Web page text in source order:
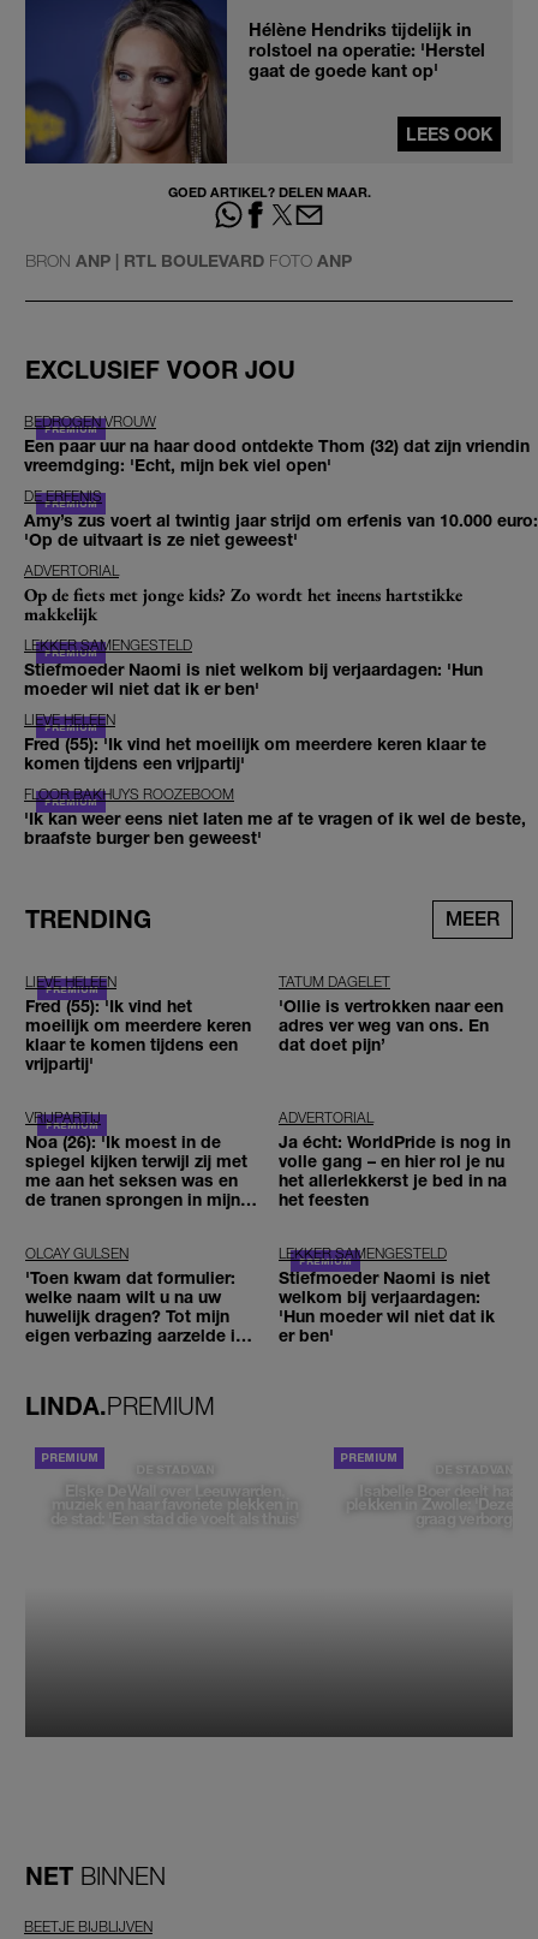
Hélène Hendriks tijdelijk in
rolstoel na operatie: 'Herstel
gaat de goede kant op'
LEES OOK
GOED ARTIKEL? DELEN MAAR.
BRON ANP | RTL BOULEVARD FOTO ANP
EXCLUSIEF VOOR JOU
BEDROGEN VROUW
Een paar uur na haar dood ontdekte Thom (32) dat zijn vriendin
vreemdging: 'Echt, mijn bek viel open'
DE ERFENIS
Amy’s zus voert al twintig jaar strijd om erfenis van 10.000 euro:
'Op de uitvaart is ze niet geweest'
ADVERTORIAL
Op de fiets met jonge kids? Zo wordt het ineens hartstikke
makkelijk
LEKKER SAMENGESTELD
Stiefmoeder Naomi is niet welkom bij verjaardagen: 'Hun
moeder wil niet dat ik er ben'
LIEVE HELEEN
Fred (55): 'Ik vind het moeilijk om meerdere keren klaar te
komen tijdens een vrijpartij'
FLOOR BAKHUYS ROOZEBOOM
'Ik kan weer eens niet laten me af te vragen of ik wel de beste,
braafste burger ben geweest'
TRENDING MEER
LIEVE HELEEN
Fred (55): 'Ik vind het
moeilijk om meerdere keren
klaar te komen tijdens een
vrijpartij'
TATUM DAGELET
'Ollie is vertrokken naar een
adres ver weg van ons. En
dat doet pijn’
VRIJPARTIJ
Noa (26): 'Ik moest in de
spiegel kijken terwijl zij met
me aan het seksen was en
de tranen sprongen in mijn
ADVERTORIAL
Ja écht: WorldPride is nog in
volle gang – en hier rol je nu
het allerlekkerst je bed in na
het feesten
OLCAY GULSEN
'Toen kwam dat formulier:
welke naam wilt u na uw
huwelijk dragen? Tot mijn
eigen verbazing aarzelde ik
LEKKER SAMENGESTELD
Stiefmoeder Naomi is niet
welkom bij verjaardagen:
'Hun moeder wil niet dat ik
er ben'
LINDA.PREMIUM
DE STAD VAN
Elske DeWall over Leeuwarden,
muziek en haar favoriete plekken in
de stad: 'Een stad die voelt als thuis'
DE STAD VAN
Isabelle Boer deelt haar
plekken in Zwolle: 'Deze
graag verborgen'
NET BINNEN
BEETJE BIJBLIJVEN